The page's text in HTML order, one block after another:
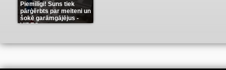
Piemīlīgi! Suns tiek
pārģērbts par meiteni un
šokē garāmgājējus -
VIDEO(8)